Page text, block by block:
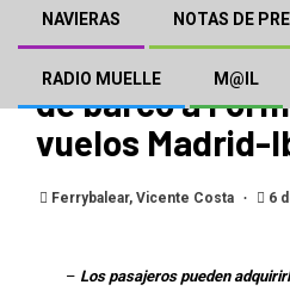
NAVIERAS NOTAS DE
RADIO MUELLE M@IL
Baleària
Express la
de barco a
vuelos Madrid-
Ferrybalear, Vicente Costa 6
– Los pasajeros pueden